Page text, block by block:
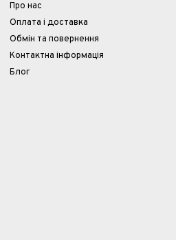
Про нас
Оплата і доставка
Обмін та повернення
Контактна інформація
Блог